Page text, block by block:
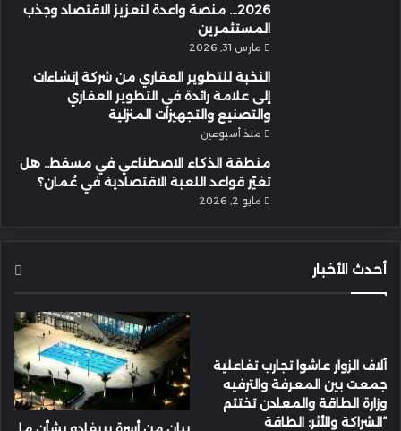
2026… منصة واعدة لتعزيز الاقتصاد وجذب
المستثمرين
مارس 31, 2026
النخبة للتطوير العقاري من شركة إنشاءات
إلى علامة رائدة في التطوير العقاري
والتصنيع والتجهيزات المنزلية
منذ أسبوعين
منطقة الذكاء الاصطناعي في مسقط.. هل
تغيّر قواعد اللعبة الاقتصادية في عُمان؟
مايو 2, 2026
أحدث الأخبار
آلاف الزوار عاشوا تجارب تفاعلية
جمعت بين المعرفة والترفيه
وزارة الطاقة والمعادن تختتم
“الشراكة والأثر: الطاقة